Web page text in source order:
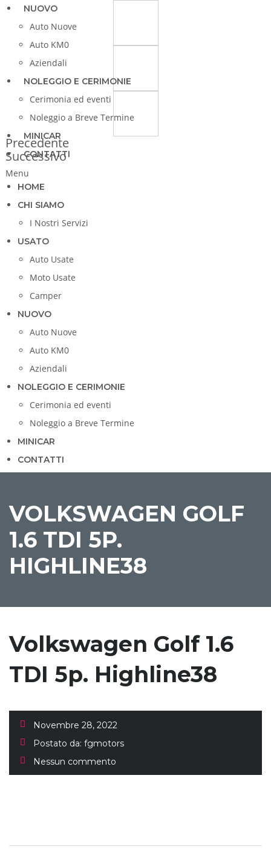
Precedente
Successivo
NUOVO
Auto Nuove
Auto KM0
Aziendali
NOLEGGIO E CERIMONIE
Cerimonia ed eventi
Noleggio a Breve Termine
MINICAR
CONTATTI
Menu
HOME
CHI SIAMO
I Nostri Servizi
USATO
Auto Usate
Moto Usate
Camper
NUOVO
Auto Nuove
Auto KM0
Aziendali
NOLEGGIO E CERIMONIE
Cerimonia ed eventi
Noleggio a Breve Termine
MINICAR
CONTATTI
VOLKSWAGEN GOLF
1.6 TDI 5P.
HIGHLINE38
Volkswagen Golf 1.6
TDI 5p. Highline38
Novembre 28, 2022
Postato da: fgmotors
Nessun commento